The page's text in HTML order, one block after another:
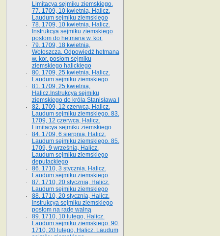
Limitacya sejmiku ziemskiego.
77. 1709, 10 kwietnia, Halicz.
Laudum sejmiku ziemskiego
78. 1709, 10 kwietnia, Halicz.
Instrukcya sejmiku ziemskiego
posłom do hetmana w. kor.
79. 1709, 18 kwietnia,
Wołoszcza. Odpowiedź hetmana
w. kor. posłom sejmiku
ziemskiego halickiego
80. 1709, 25 kwietnia, Halicz.
Laudum sejmiku ziemskiego
81. 1709, 25 kwietnia,
Halicz.Instrukcya sejmiku
ziemskiego do króla Stanisława I
82. 1709, 12 czerwca, Halicz.
Laudum sejmiku ziemskiego. 83.
1709, 12 czerwca, Halicz.
Limitacya sejmiku ziemskiego
84. 1709, 6 sierpnia, Halicz.
Laudum sejmiku ziemskiego. 85.
1709, 9 września, Halicz.
Laudum sejmiku ziemskiego
deputackiego
86. 1710, 3 stycznia, Halicz.
Laudum sejmiku ziemskiego
87. 1710, 20 stycznia, Halicz.
Laudum sejmiku ziemskiego
88. 1710, 20 stycznia, Halicz.
Instrukcya sejmiku ziemskiego
posłom na radę walną
89. 1710, 10 lutego, Halicz.
Laudum sejmiku ziemskiego. 90.
1710, 20 lutego, Halicz. Laudum